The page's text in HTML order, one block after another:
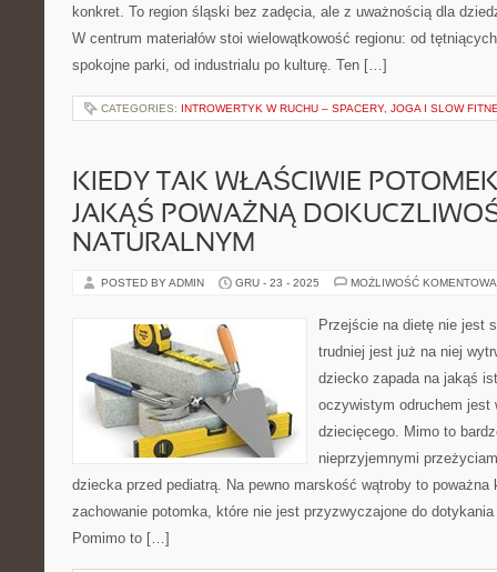
konkret. To region śląski bez zadęcia, ale z uważnością dla
W centrum materiałów stoi wielowątkowość regionu: od
spokojne parki, od industrialu po kulturę. Ten […]
CATEGORIES: INTROWERTYK W RUCHU – SPACERY, JOGA I SLOW
KIEDY TAK WŁAŚCIWIE
JAKĄŚ POWAŻNĄ
NATURALNYM
POSTED BY ADMIN GRU - 23 - 2025 MOŻLIWOŚĆ
Przejście na dietę nie jest
trudniej jest już na niej
dziecko zapada na jakąś
oczywistym odruchem jest
dziecięcego. Mimo to
nieprzyjemnymi
dziecka przed pediatrą. Na pewno marskość wątroby to poważna
zachowanie potomka, które nie jest przyzwyczajone do
Pomimo to […]